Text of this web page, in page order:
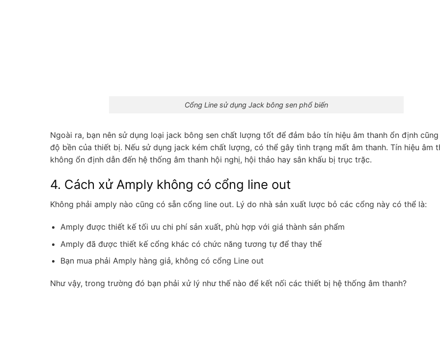
Cổng Line sử dụng Jack bông sen phổ biến
Ngoài ra, bạn nên sử dụng loại jack bông sen chất lượng tốt để đảm bảo tín hiệu âm thanh ổn định
độ bền của thiết bị. Nếu sử dụng jack kém chất lượng, có thể gây tình trạng mất âm thanh. Tín hiệu âm
không ổn định dẫn đến hệ thống âm thanh hội nghị, hội thảo hay sân khấu bị trục trặc.
4. Cách xử Amply không có cổng line out
Không phải amply nào cũng có sẵn cổng line out. Lý do nhà sản xuất lược bỏ các cổng này có thể là:
Amply được thiết kế tối ưu chi phí sản xuất, phù hợp với giá thành sản phẩm
Amply đã được thiết kế cổng khác có chức năng tương tự để thay thế
Bạn mua phải Amply hàng giả, không có cổng Line out
Như vậy, trong trường đó bạn phải xử lý như thế nào để kết nối các thiết bị hệ thống âm thanh?